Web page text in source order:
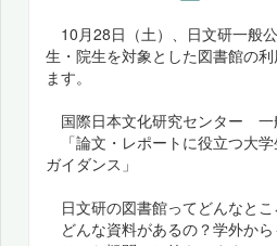
10月28日（土）、日文研一般
生・院生を対象とした図書館の
ます。
国際日本文化研究センター 一
「論文・レポートに役立つ大
ガイダンス」
日文研の図書館ってどんなとこ
どんな資料があるの？学外から